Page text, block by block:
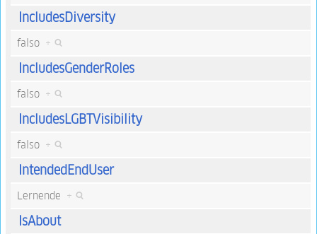
IncludesDiversity
falso +
IncludesGenderRoles
falso +
IncludesLGBTVisibility
falso +
IntendedEndUser
Lernende +
IsAbout